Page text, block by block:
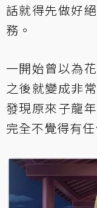
話就得先做好
務。
一開始曾以為
之後就變成非
發現原來子龍
完全不覺得有任